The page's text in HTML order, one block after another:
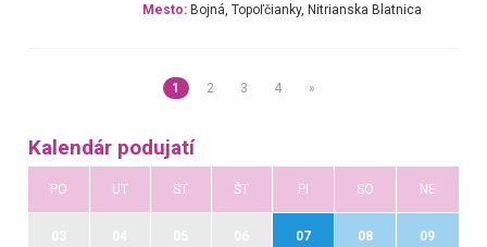
Mesto: Bojná, Topoľčianky, Nitrianska Blatnica
1 2 3 4 »
Kalendár podujatí
PO UT ST ŠT PI SO NE
07 08 09